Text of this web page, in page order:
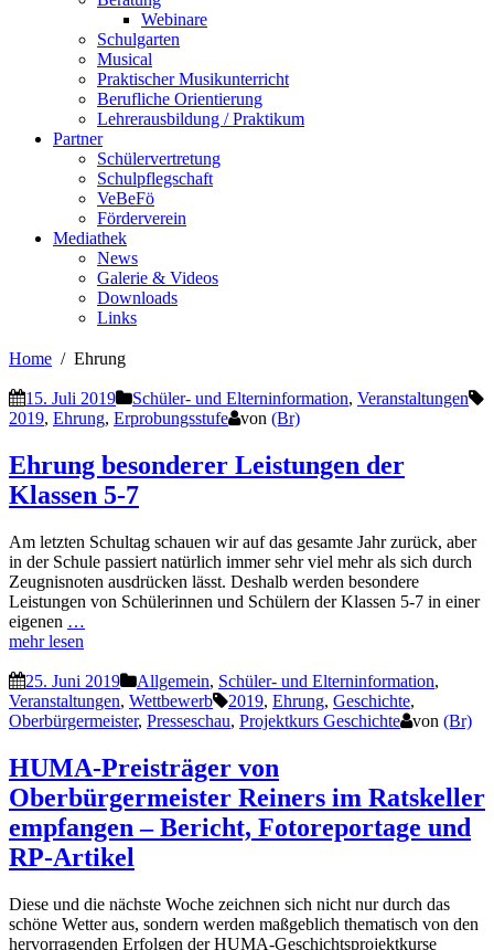
Webinare
Schulgarten
Musical
Praktischer Musikunterricht
Berufliche Orientierung
Lehrerausbildung / Praktikum
Partner
Schülervertretung
Schulpflegschaft
VeBeFö
Förderverein
Mediathek
News
Galerie & Videos
Downloads
Links
Home Ehrung
15. Juli 2019 Schüler- und Elterninformation, Veranstaltungen
2019, Ehrung, Erprobungsstufe von (Br)
Ehrung besonderer Leistungen der
Klassen 5-7
Am letzten Schultag schauen wir auf das gesamte Jahr zurück, aber
in der Schule passiert natürlich immer sehr viel mehr als sich durch
Zeugnisnoten ausdrücken lässt. Deshalb werden besondere
Leistungen von Schülerinnen und Schülern der Klassen 5-7 in einer
eigenen …
mehr lesen
25. Juni 2019 Allgemein, Schüler- und Elterninformation,
Veranstaltungen, Wettbewerb 2019, Ehrung, Geschichte,
Oberbürgermeister, Presseschau, Projektkurs Geschichte von (Br)
HUMA-Preisträger von
Oberbürgermeister Reiners im Ratskeller
empfangen – Bericht, Fotoreportage und
RP-Artikel
Diese und die nächste Woche zeichnen sich nicht nur durch das
schöne Wetter aus, sondern werden maßgeblich thematisch von den
hervorragenden Erfolgen der HUMA-Geschichtsprojektkurse